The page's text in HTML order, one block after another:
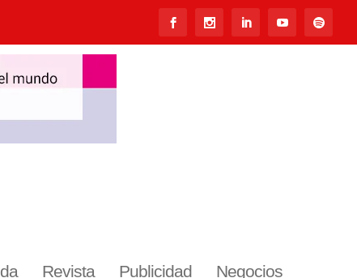
Revista Publicidad Negocios